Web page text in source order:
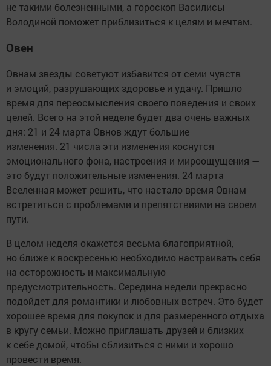
не такими болезненными, а гороскоп Василисы
Володиной поможет приблизиться к целям и мечтам.
Овен
Овнам звезды советуют избавится от семи чувств
и эмоций, разрушающих здоровье и удачу. Пришло
время для переосмысления своего поведения и своих
целей. Всего на этой неделе будет два очень важных
дня: 21 и 24 марта Овнов ждут большие
изменения. 21 числа эти изменения коснутся
эмоционального фона, настроения и мироощущения —
это будут положительные изменения. 24 марта
Вселенная может решить, что настало время Овнам
встретиться с проблемами и препятствиями на своем
пути.
В целом неделя окажется весьма благоприятной,
но ближе к воскресенью необходимо настраивать себя
на осторожность и максимальную
предусмотрительность. Середина недели прекрасно
подойдет для романтики и любовных встреч. Это будет
хорошее время для покупок и для размеренного отдыха
в кругу семьи. Можно приглашать друзей и близких
к себе домой, чтобы сблизиться с ними и хорошо
провести время.